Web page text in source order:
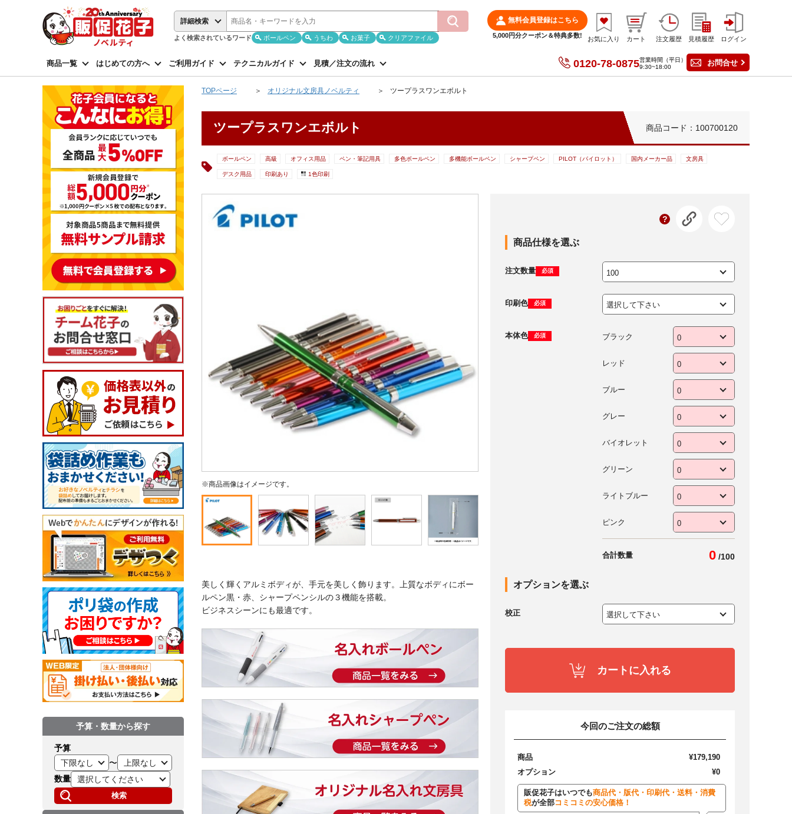
詳細検索
よく検索されているワード ボールペン うちわ お菓子 クリアファイル
無料会員登録はこちら
5,000円分クーポン＆特典多数! お気に入り カート 注文履歴 見積履歴 ログイン
商品一覧 はじめての方へ ご利用ガイド テクニカルガイド 見積／注文の流れ 0120-78-0875営業時間（平日）
9:30~18:00
お問合せ
TOPページ オリジナル文房具ノベルティ ツープラスワンエボルト
ツープラスワンエボルト 商品コード：100700120
ボールペン 高級 オフィス用品 ペン・筆記用具 多色ボールペン 多機能ボールペン シャープペン PILOT（パイロット） 国内メーカー品 文房具
デスク用品 印刷あり 1色印刷
※商品画像はイメージです。
美しく輝くアルミボディが、手元を美しく飾ります。上質なボディにボー
ルペン黒・赤、シャープペンシルの３機能を搭載。
ビジネスシーンにも最適です。
商品仕様を選ぶ
注文数量 必須
印刷色 必須
本体色 必須 ブラック
レッド
ブルー
グレー
バイオレット
グリーン
ライトブルー
ピンク
合計数量 0 /100
オプションを選ぶ
校正
カートに入れる
今回のご注文の総額
商品
¥179,190
オプション
¥0
販促花子はいつでも商品代・版代・印刷代・送料・消費
税が全部コミコミの安心価格！
予算・数量から探す
予算
〜
数量
検索